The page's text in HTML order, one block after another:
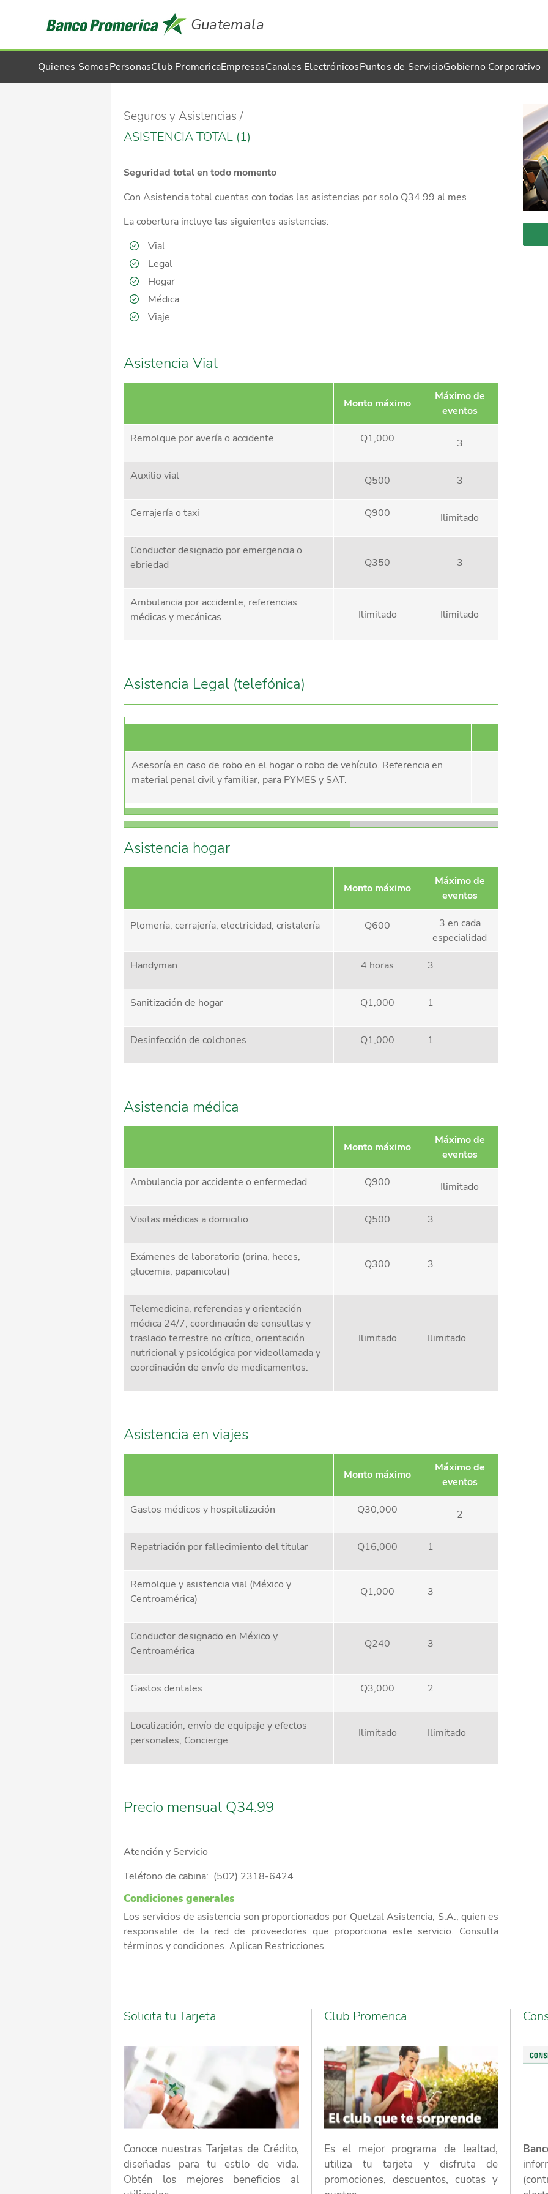
Guatemala
Quienes SomosPersonasClub PromericaEmpresasCanales ElectrónicosPuntos de ServicioGobierno Corporativo
Seguros y Asistencias
ASISTENCIA TOTAL (1)
Seguridad total en todo momento
Con Asistencia total cuentas con todas las asistencias por solo Q34.99 al mes
La cobertura incluye las siguientes asistencias:
Vial
Legal
Hogar
Médica
Viaje
Asistencia Vial
Monto máximo
Máximo de
eventos
Remolque por avería o accidente Q1,000 3
Auxilio vial Q500 3
Cerrajería o taxi Q900 Ilimitado
Conductor designado por emergencia o
ebriedad
Q350 3
Ambulancia por accidente, referencias
médicas y mecánicas
Ilimitado Ilimitado
Asistencia Legal (telefónica)
Asesoría en caso de robo en el hogar o robo de vehículo. Referencia en
material penal civil y familiar, para PYMES y SAT.
Asistencia hogar
Monto máximo
Máximo de
eventos
Plomería, cerrajería, electricidad, cristalería Q600
3 en cada
especialidad
Handyman 4 horas 3
Sanitización de hogar Q1,000 1
Desinfección de colchones Q1,000 1
Asistencia médica
Monto máximo
Máximo de
eventos
Ambulancia por accidente o enfermedad Q900 Ilimitado
Visitas médicas a domicilio Q500 3
Exámenes de laboratorio (orina, heces,
glucemia, papanicolau)
Q300 3
Telemedicina, referencias y orientación
médica 24/7, coordinación de consultas y
traslado terrestre no crítico, orientación
nutricional y psicológica por videollamada y
coordinación de envío de medicamentos.
Ilimitado Ilimitado
Asistencia en viajes
Monto máximo
Máximo de
eventos
Gastos médicos y hospitalización Q30,000 2
Repatriación por fallecimiento del titular Q16,000 1
Remolque y asistencia vial (México y
Centroamérica)
Q1,000 3
Conductor designado en México y
Centroamérica
Q240 3
Gastos dentales Q3,000 2
Localización, envío de equipaje y efectos
personales, Concierge
Ilimitado Ilimitado
Precio mensual Q34.99
Atención y Servicio
Teléfono de cabina: (502) 2318-6424
Condiciones generales
Los servicios de asistencia son proporcionados por Quetzal Asistencia, S.A., quien es
responsable de la red de proveedores que proporciona este servicio. Consulta
términos y condiciones. Aplican Restricciones.
Solicita tu Tarjeta
Conoce nuestras Tarjetas de Crédito,
diseñadas para tu estilo de vida.
Obtén los mejores beneficios al
Club Promerica
Es el mejor programa de lealtad,
utiliza tu tarjeta y disfruta de
promociones, descuentos, cuotas y